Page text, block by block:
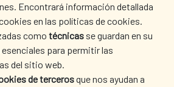
Encontrará información detallada
en las políticas de cookies.
como técnicas se guardan en su
esenciales para permitir las
del sitio web.
de tercerosque nos ayudan a
WHERE DO WE COOPERATE?
PRESS ROOM
LIBRARY